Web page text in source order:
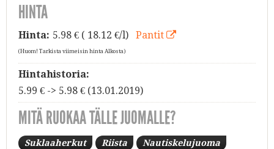
HINTA
Hinta: 5.98€ ( 18.12 €/l) Pantit
(Huom! Tarkista viimeisin hinta Alkosta)
Hintahistoria:
5.99 € -> 5.98 € (13.01.2019)
MITÄ RUOKAA TÄLLE JUOMALLE?
Suklaaherkut Riista Nautiskelujuoma